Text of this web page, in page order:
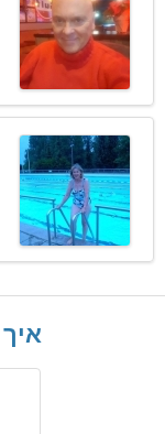
איך FinDatingGo עובד